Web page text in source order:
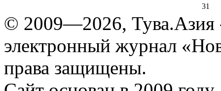
31
© 2009—2026, Тува.Азия
электронный журнал
права защищены.